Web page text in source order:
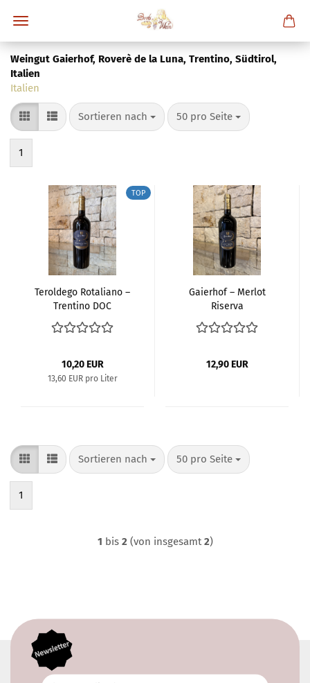
Weingut Gaierhof, Roverè de la Luna, Trentino, Südtirol,
Italien
Italien
Sortieren nach
Sortieren nach 50 pro Seite
pro Seite
1
TOP
Teroldego Rotaliano –
Trentino DOC
10,20 EUR
13,60 EUR pro Liter
Gaierhof – Merlot
Riserva
12,90 EUR
Sortieren nach
Sortieren nach 50 pro Seite
pro Seite
1
1 bis 2(von insgesamt2)